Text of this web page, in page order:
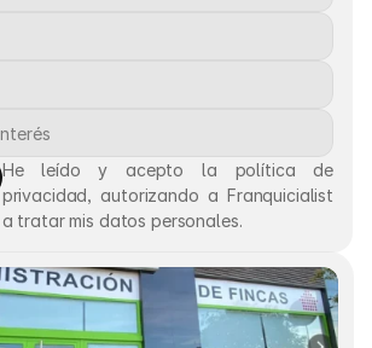
He leído y acepto la política de
privacidad, autorizando a Franquicialist
a tratar mis datos personales.